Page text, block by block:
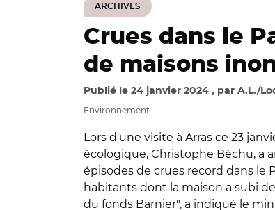
ARCHIVES
Crues dans le
de maisons
Publié le 24 janvier 2024 par A.L./
Environnement
Lors d'une visite à Arras ce 23
écologique, Christophe Béchu, a
épisodes de crues record dans le
habitants dont la maison a subi
du fonds Barnier", a indiqué le